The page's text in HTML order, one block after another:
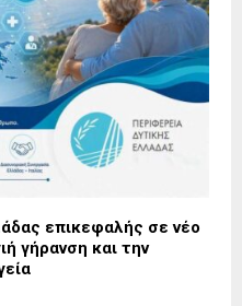
επικεφαλής σε νέο
γήρανση και την